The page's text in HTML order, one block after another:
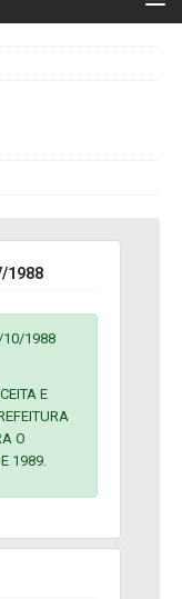
1988
10/1988
E
O
1989.